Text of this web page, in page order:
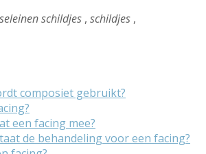
schildjes , schildjes ,
composiet gebruikt?
een facing mee?
de behandeling voor een facing?